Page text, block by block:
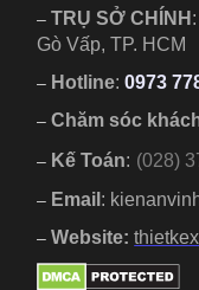
– TRỤ SỞ CHÍNH
Gò Vấp, TP. HCM
– Hotline: 0973
– Chăm sóc
– Kế Toán: (028)
– Email :
– Website: